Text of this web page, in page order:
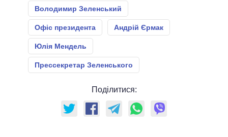
Володимир Зеленський
Офіс президента Андрій Єрмак
Юлія Мендель
Прессекретар Зеленського
Поділитися: